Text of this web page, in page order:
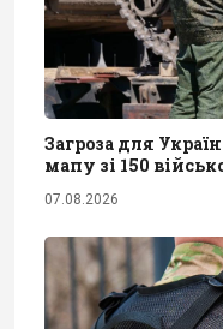
Загроза для
мапу зі 150
07.08.2026